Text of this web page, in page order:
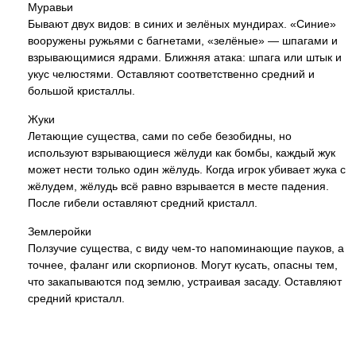
Муравьи
Бывают двух видов: в синих и зелёных мундирах. «Синие»
вооружены ружьями с багнетами, «зелёные» — шпагами и
взрывающимися ядрами. Ближняя атака: шпага или штык и
укус челюстями. Оставляют соответственно средний и
большой кристаллы.
Жуки
Летающие существа, сами по себе безобидны, но
используют взрывающиеся жёлуди как бомбы, каждый жук
может нести только один жёлудь. Когда игрок убивает жука с
жёлудем, жёлудь всё равно взрывается в месте падения.
После гибели оставляют средний кристалл.
Землеройки
Ползучие существа, с виду чем-то напоминающие пауков, а
точнее, фаланг или скорпионов. Могут кусать, опасны тем,
что закапываются под землю, устраивая засаду. Оставляют
средний кристалл.